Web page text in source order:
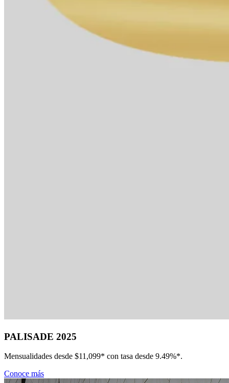
PALISADE 2025
Mensualidades desde $11,099* con tasa desde 9.49%*.
Conoce más